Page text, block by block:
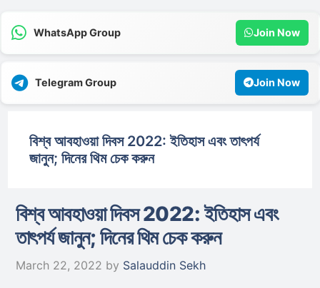
WhatsApp Group Join Now
Telegram Group Join Now
বিশ্ব আবহাওয়া দিবস 2022: ইতিহাস এবং তাৎপর্য
জানুন; দিনের থিম চেক করুন
বিশ্ব আবহাওয়া দিবস 2022: ইতিহাস এবং
তাৎপর্য জানুন; দিনের থিম চেক করুন
March 22, 2022 by Salauddin Sekh